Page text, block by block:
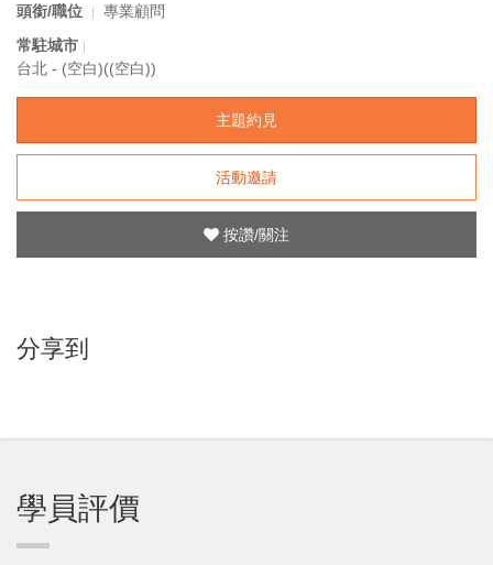
頭銜/職位
專業顧問
常駐城市
台北 - (空白)((空白))
主題約見
活動邀請
按讚/關注
分享到
學員評價